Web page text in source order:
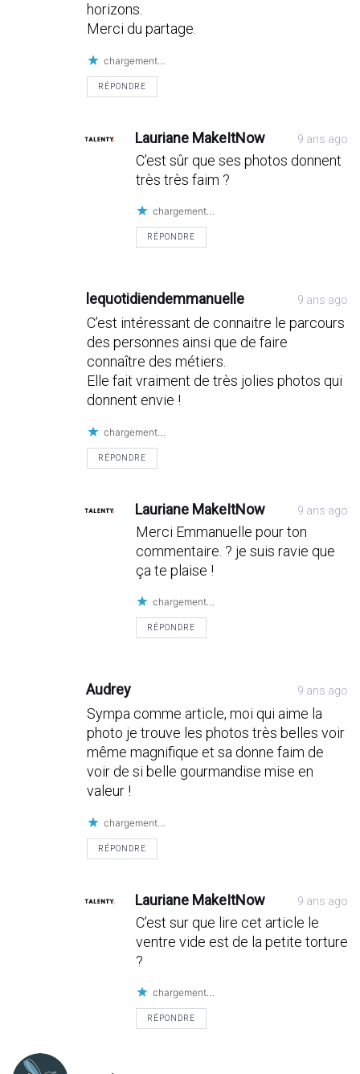
horizons.
Merci du partage.
chargement…
RÉPONDRE
Lauriane MakeItNow 9 ans ago
C’est sûr que ses photos donnent
très très faim ?
chargement…
RÉPONDRE
lequotidiendemmanuelle 9 ans ago
C’est intéressant de connaitre le parcours
des personnes ainsi que de faire
connaître des métiers.
Elle fait vraiment de très jolies photos qui
donnent envie !
chargement…
RÉPONDRE
Lauriane MakeItNow 9 ans ago
Merci Emmanuelle pour ton
commentaire. ? je suis ravie que
ça te plaise !
chargement…
RÉPONDRE
Audrey 9 ans ago
Sympa comme article, moi qui aime la
photo je trouve les photos très belles voir
même magnifique et sa donne faim de
voir de si belle gourmandise mise en
valeur !
chargement…
RÉPONDRE
Lauriane MakeItNow 9 ans ago
C’est sur que lire cet article le
ventre vide est de la petite torture
?
chargement…
RÉPONDRE